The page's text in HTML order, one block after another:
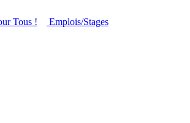
Tous !
Emplois/Stages